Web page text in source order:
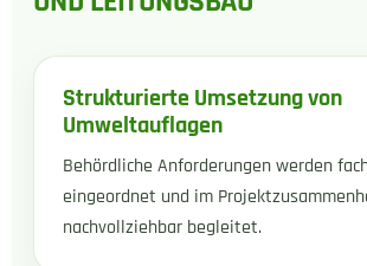
Strukturierte Umsetzung von
Umweltauflagen
Behördliche Anforderungen werden
eingeordnet und im
nachvollziehbar begleitet.